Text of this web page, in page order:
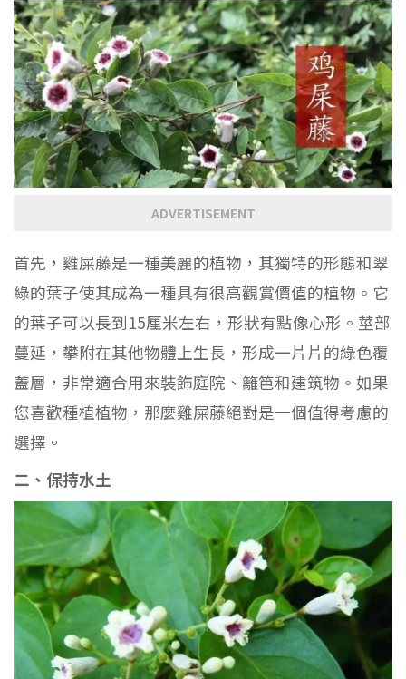
ADVERTISEMENT
首先，雞屎藤是一種美麗的植物，其獨特的形態和翠
綠的葉子使其成為一種具有很高觀賞價值的植物。它
的葉子可以長到15厘米左右，形狀有點像心形。莖部
蔓延，攀附在其他物體上生長，形成一片片的綠色覆
蓋層，非常適合用來裝飾庭院、籬笆和建筑物。如果
您喜歡種植植物，那麼雞屎藤絕對是一個值得考慮的
選擇。
二、保持水土